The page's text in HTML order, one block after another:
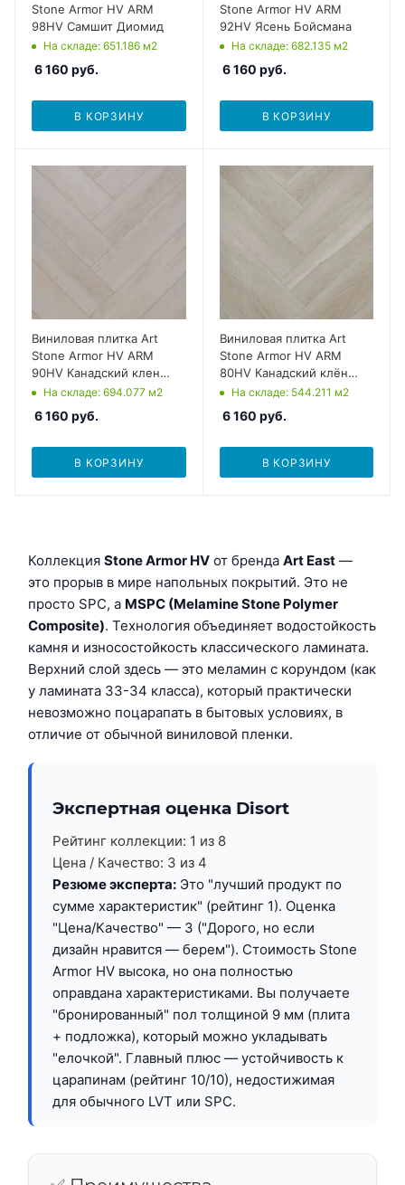
Stone Armor HV ARM
98HV Самшит Диомид
На складе: 651.186 м2
6 160 руб.
В КОРЗИНУ
Stone Armor HV ARM
92HV Ясень Бойсмана
На складе: 682.135 м2
6 160 руб.
В КОРЗИНУ
Виниловая плитка Art
Stone Armor HV ARM
90HV Канадский клен
АяксНа складе: 694.077 м2
6 160 руб.
В КОРЗИНУ
Виниловая плитка Art
Stone Armor HV ARM
80HV Канадский клён
Торонто
На складе: 544.211 м2
6 160 руб.
В КОРЗИНУ
Коллекция Stone Armor HV от бренда Art East —
это прорыв в мире напольных покрытий. Это не
просто SPC, а MSPC (Melamine Stone Polymer
Composite). Технология объединяет водостойкость
камня и износостойкость классического ламината.
Верхний слой здесь — это меламин с корундом (как
у ламината 33-34 класса), который практически
невозможно поцарапать в бытовых условиях, в
отличие от обычной виниловой пленки.
Экспертная оценка Disort
Рейтинг коллекции: 1 из 8
Цена / Качество: 3 из 4
Резюме эксперта:Это "лучший продукт по
сумме характеристик" (рейтинг 1). Оценка
"Цена/Качество" — 3 ("Дорого, но если
дизайн нравится — берем"). Стоимость Stone
Armor HV высока, но она полностью
оправдана характеристиками. Вы получаете
"бронированный" пол толщиной 9 мм (плита
+ подложка), который можно укладывать
"елочкой". Главный плюс — устойчивость к
царапинам (рейтинг 10/10), недостижимая
для обычного LVT или SPC.